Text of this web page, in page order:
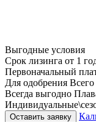
Выгодные условия
Срок лизинга от 1
Первоначальный
Для одобрения
Всегда выгодно
Оставить заявку